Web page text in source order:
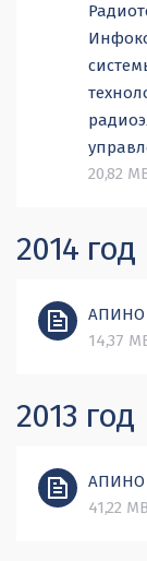
20,82
2014 год
АПИНО
14,37
2013 год
АПИНО
41,22 MB